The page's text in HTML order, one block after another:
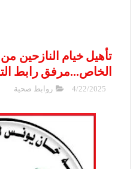
تأهيل خيام النازحين
الخاص...مرفق رابط
4/22/2025 روابط صحية